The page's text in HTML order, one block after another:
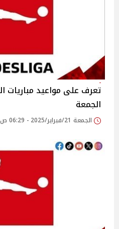
تعرف على مواعيد مباريات
الجمعة
الجمعة 21/فبراير/2025 - 06:29 ص